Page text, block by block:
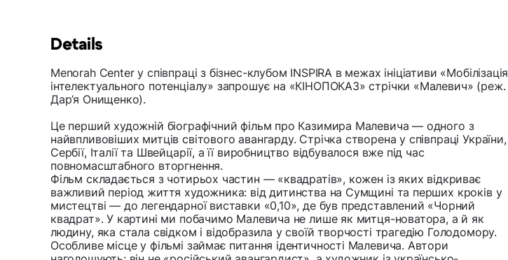
Details
Menorah Center у співпраці з бізнес-клубом INSPIRA в межах ініціативи «Мобілізація
інтелектуального потенціалу» запрошує на «КІНОПОКАЗ» стрічки «Малевич» (реж.
Дар’я Онищенко).
Це перший художній біографічний фільм про Казимира Малевича — одного з
найвпливовіших митців світового авангарду. Стрічка створена у співпраці України,
Сербії, Італії та Швейцарії, а її виробництво відбувалося вже під час
повномасштабного вторгнення.
Фільм складається з чотирьох частин — «квадратів», кожен із яких відкриває
важливий період життя художника: від дитинства на Сумщині та перших кроків у
мистецтві — до легендарної виставки «0,10», де був представлений «Чорний
квадрат». У картині ми побачимо Малевича не лише як митця-новатора, а й як
людину, яка стала свідком і відобразила у своїй творчості трагедію Голодомору.
Особливе місце у фільмі займає питання ідентичності Малевича. Автори